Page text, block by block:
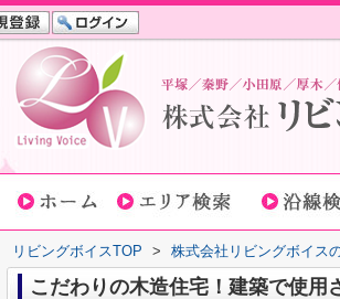
リビングボイスTOP > 株式会社リビングボイス
こだわりの木造住宅！建築で使用